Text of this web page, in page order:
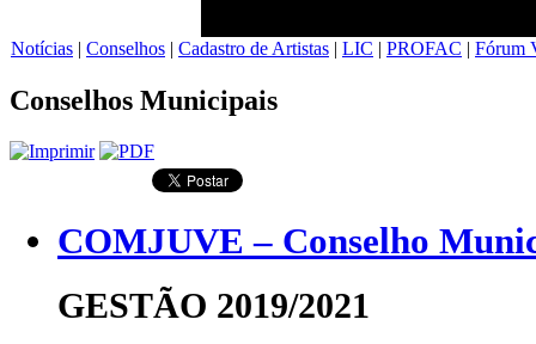
Notícias | Conselhos | Cadastro de Artistas | LIC | PROFAC | Fórum
Conselhos Municipais
COMJUVE – Conselho
GESTÃO 2019/2021